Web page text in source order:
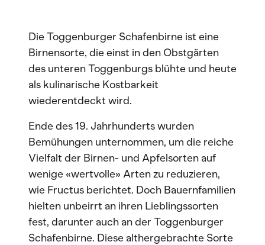
Die Toggenburger Schafenbirne ist eine
Birnensorte, die einst in den Obstgärten
des unteren Toggenburgs blühte und heute
als kulinarische Kostbarkeit
wiederentdeckt wird.
Ende des 19. Jahrhunderts wurden
Bemühungen unternommen, um die reiche
Vielfalt der Birnen- und Apfelsorten auf
wenige «wertvolle» Arten zu reduzieren,
wie Fructus berichtet. Doch Bauernfamilien
hielten unbeirrt an ihren Lieblingssorten
fest, darunter auch an der Toggenburger
Schafenbirne. Diese althergebrachte Sorte